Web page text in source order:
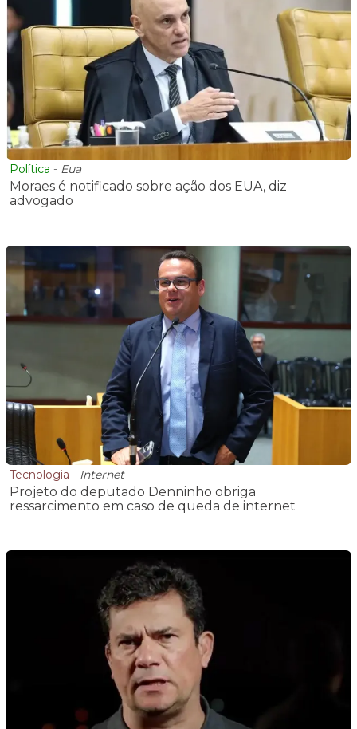
Política - Eua
Moraes é notificado sobre ação dos EUA, diz
advogado
Tecnologia - Internet
Projeto do deputado Denninho obriga
ressarcimento em caso de queda de internet